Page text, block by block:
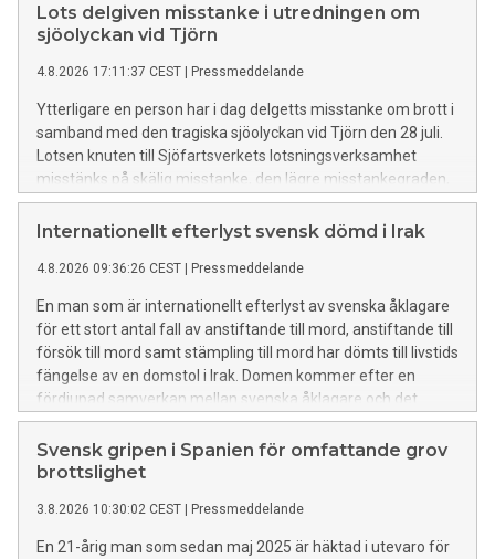
Lots delgiven misstanke i utredningen om
sjöolyckan vid Tjörn
4.8.2026 17:11:37 CEST | Pressmeddelande
Ytterligare en person har i dag delgetts misstanke om brott i
samband med den tragiska sjöolyckan vid Tjörn den 28 juli.
Lotsen knuten till Sjöfartsverkets lotsningsverksamhet
misstänks på skälig misstanke, den lägre misstankegraden,
för vårdslöshet i sjötrafik och vållande till annans död. Lotsen
förnekar brott.
Internationellt efterlyst svensk dömd i Irak
4.8.2026 09:36:26 CEST | Pressmeddelande
En man som är internationellt efterlyst av svenska åklagare
för ett stort antal fall av anstiftande till mord, anstiftande till
försök till mord samt stämpling till mord har dömts till livstids
fängelse av en domstol i Irak. Domen kommer efter en
fördjupad samverkan mellan svenska åklagare och det
irakiska rättsväsendet.
Svensk gripen i Spanien för omfattande grov
brottslighet
3.8.2026 10:30:02 CEST | Pressmeddelande
En 21-årig man som sedan maj 2025 är häktad i utevaro för